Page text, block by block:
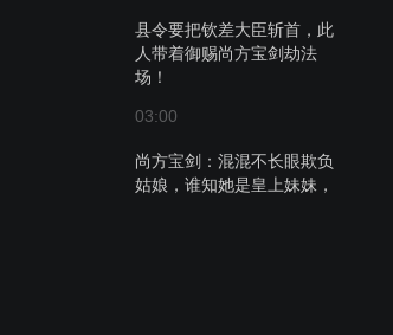
县令要把钦差大臣斩首，此
人带着御赐尚方宝剑劫法
场！
03:00
尚方宝剑：混混不长眼欺负
姑娘，谁知她是皇上妹妹，